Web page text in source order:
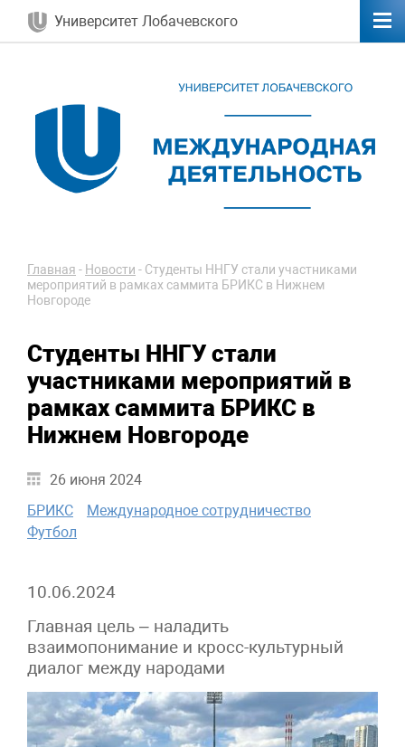
Университет Лобачевского
Главная - Новости - Студенты ННГУ стали участниками
мероприятий в рамках саммита БРИКС в Нижнем
Новгороде
Студенты ННГУ стали
участниками мероприятий в
рамках саммита БРИКС в
Нижнем Новгороде
26 июня 2024
БРИКС
Международное сотрудничество
Футбол
10.06.2024
Главная цель – наладить
взаимопонимание и кросс-культурный
диалог между народами